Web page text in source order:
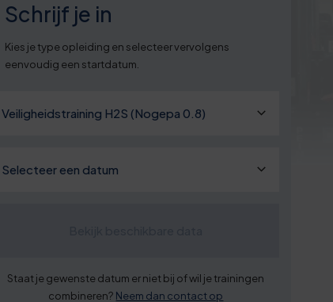
Schrijf je in
Kies je type opleiding en selecteer vervolgens
eenvoudig een startdatum.
Staat je gewenste datum er niet bij of wil je trainingen
combineren? Neem dan contact op